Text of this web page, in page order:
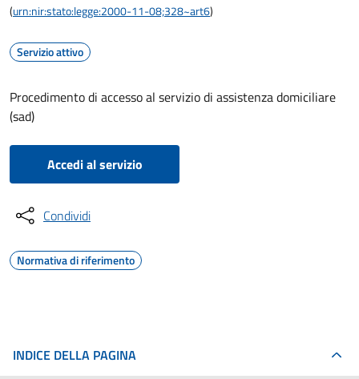
(urn:nir:stato:legge:2000-11-08;328~art6)
Servizio attivo
Procedimento di accesso al servizio di assistenza domiciliare
(sad)
Accedi al servizio
Condividi
Normativa di riferimento
INDICE DELLA PAGINA